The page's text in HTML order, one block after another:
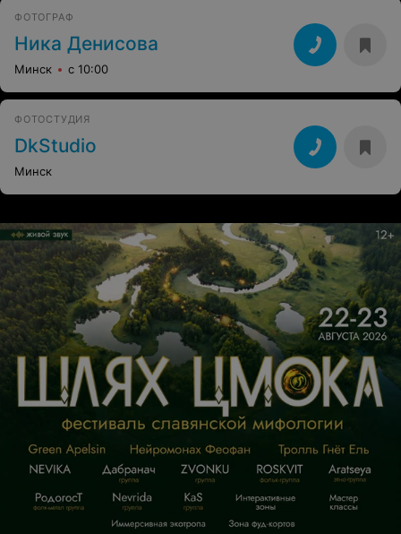
ФОТОГРАФ
Ника Денисова
Минск с 10:00
ФОТОСТУДИЯ
DkStudio
Минск